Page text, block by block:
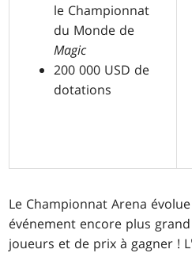
le Championnat
du Monde de
Magic
200 000 USD de
dotations
Le Championnat Arena
événement encore plus
joueurs et de prix à gagner !